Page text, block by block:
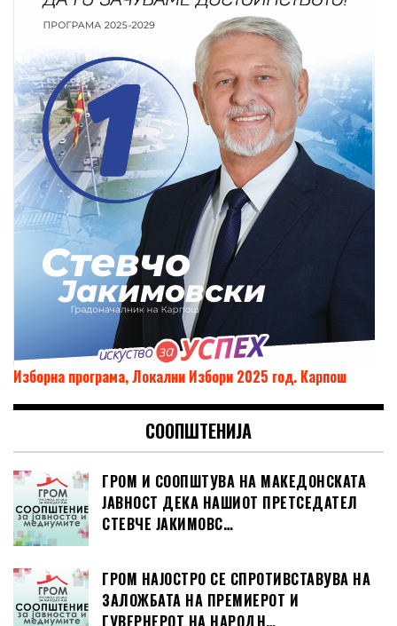
Изборна програма, Локални Избори 2025 год. Карпош
СООПШТЕНИЈА
ГРОМ И СООПШТУВА НА МАКЕДОНСКАТА
ЈАВНОСТ ДЕКА НАШИОТ ПРЕТСЕДАТЕЛ
СТЕВЧЕ ЈАКИМОВС…
ГРОМ НАЈОСТРО СЕ СПРОТИВСТАВУВА НА
ЗАЛОЖБАТА НА ПРЕМИЕРОТ И
ГУВЕРНЕРОТ НА НАРОДН…